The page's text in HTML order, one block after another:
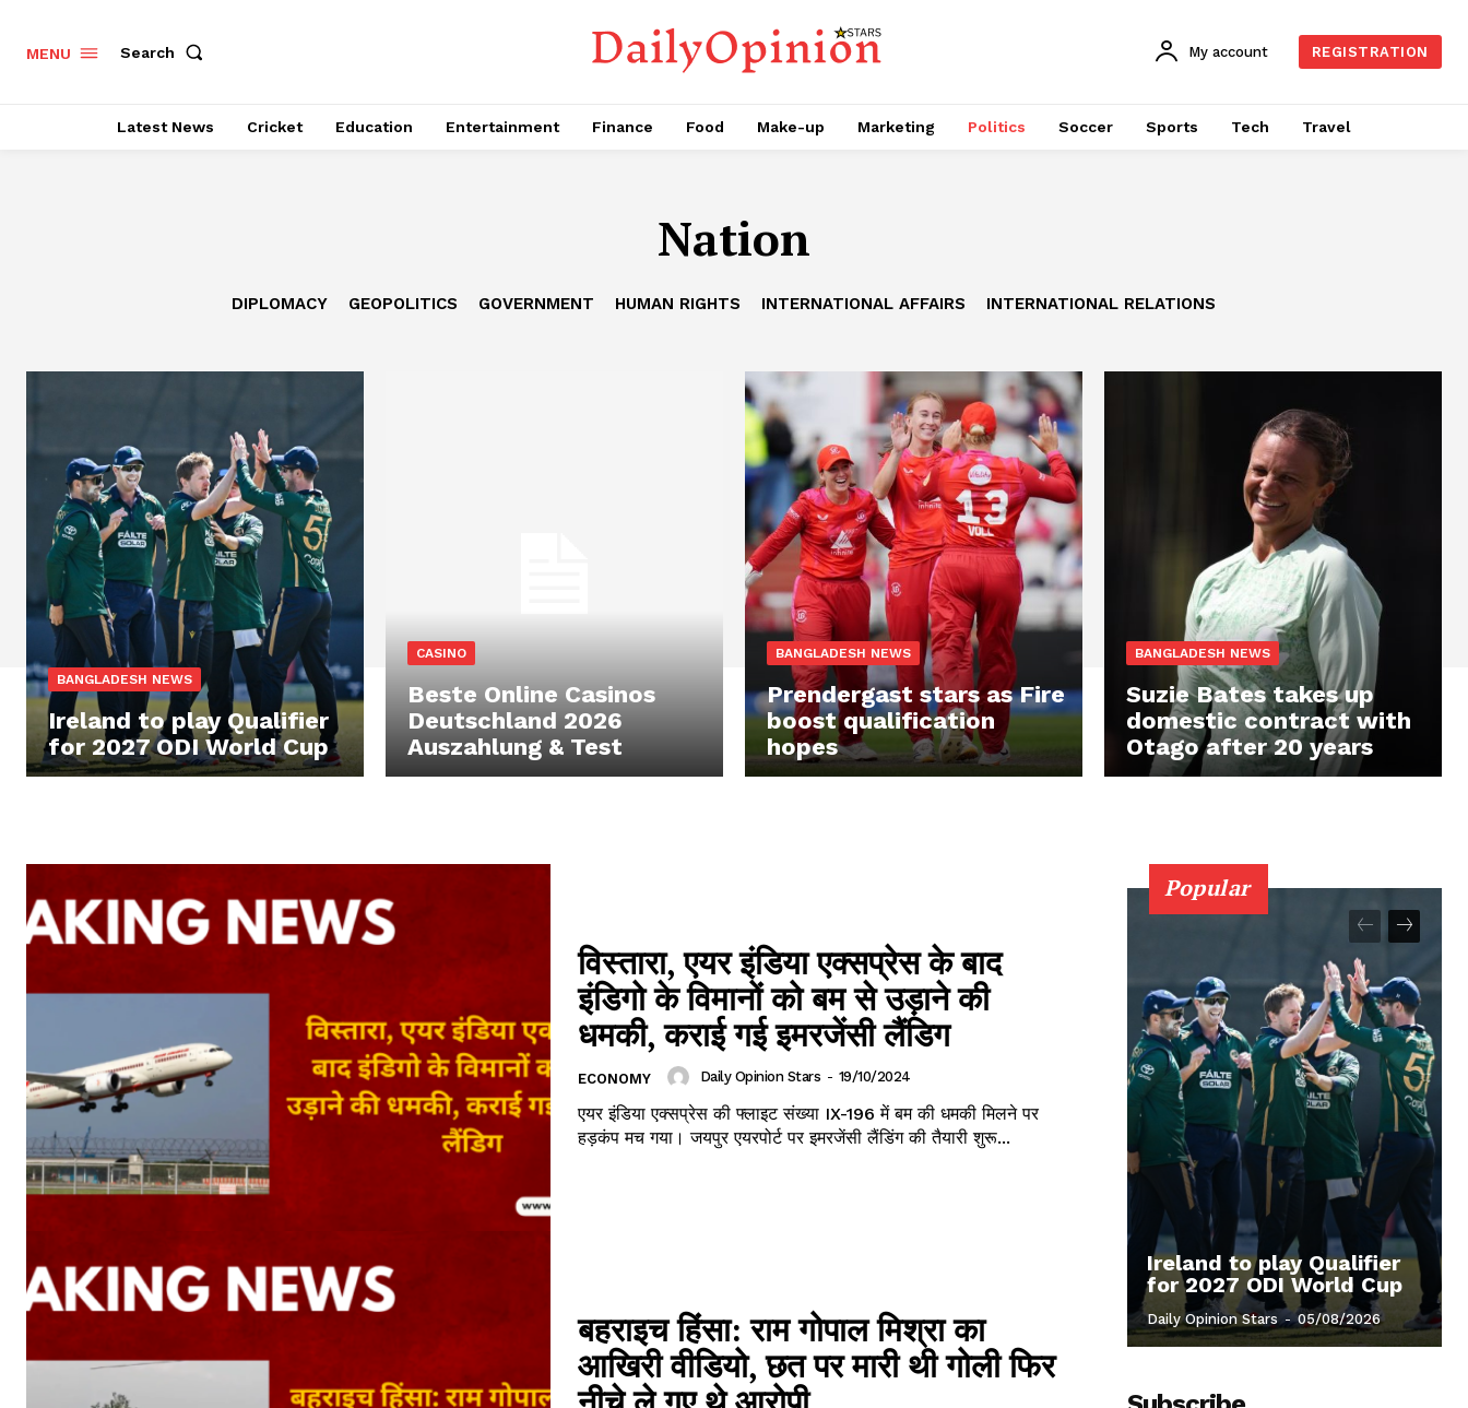
MENU Search My account REGISTRATION
Latest News Cricket Education Entertainment Finance Food Make-up Marketing Politics Soccer Sports Tech Travel
Nation
DIPLOMACY GEOPOLITICS GOVERNMENT HUMAN RIGHTS INTERNATIONAL AFFAIRS INTERNATIONAL RELATIONS
BANGLADESH NEWS
Ireland to play Qualifier
for 2027 ODI World Cup
CASINO
Beste Online Casinos
Deutschland 2026
Auszahlung & Test
BANGLADESH NEWS
Prendergast stars as Fire
boost qualification
hopes
BANGLADESH NEWS
Suzie Bates takes up
domestic contract with
Otago after 20 years
विस्तारा, एयर इंडिया एक्सप्रेस के बाद
इंडिगो के विमानों को बम से उड़ाने की
धमकी, कराई गई इमरजेंसी लैंडिग
ECONOMY Daily Opinion Stars - 19/10/2024
एयर इंडिया एक्सप्रेस की फ्लाइट संख्या IX-196 में बम की धमकी मिलने पर
हड़कंप मच गया। जयपुर एयरपोर्ट पर इमरजेंसी लैंडिंग की तैयारी शुरू...
बहराइच हिंसा: राम गोपाल मिश्रा का
आखिरी वीडियो, छत पर मारी थी गोली फिर
Popular
Ireland to play Qualifier
for 2027 ODI World Cup
Daily Opinion Stars - 05/08/2026